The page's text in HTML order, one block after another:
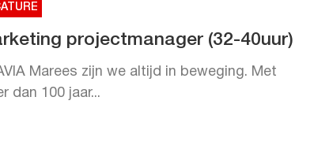
projectmanager (32-40uur)
Marees zijn we altijd in beweging. Met
dan 100 jaar...